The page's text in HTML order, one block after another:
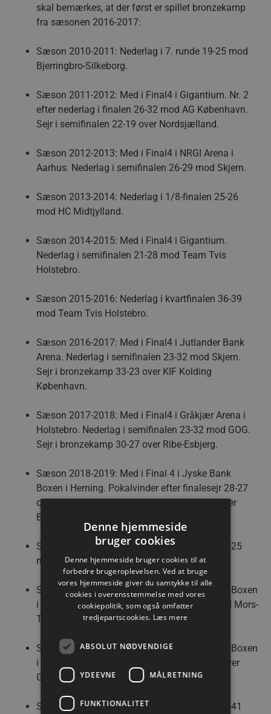
skal bemærkes, at der først er spillet bronzekamp
fra sæsonen 2016-2017:
Sæson 2010-2011: Nederlag i 7. runde 19-25 mod
Bjerringbro-Silkeborg.
Sæson 2011-2012: Med i Final4 i Gigantium. Nr. 2
efter nederlag i finalen 26-32 mod AG København.
Sejr i semifinalen 22-19 over Nordsjælland.
Sæson 2012-2013: Med i Final4 i NRGI Arena i
Aarhus. Nederlag i semifinalen 26-29 mod Skjern.
Sæson 2013-2014: Nederlag i 1/8-finalen 25-26
mod HC Midtjylland.
Sæson 2014-2015: Med i Final4 i Gigantium.
Nederlag i semifinalen 21-28 mod Team Tvis
Holstebro.
Sæson 2015-2016: Nederlag i kvartfinalen 36-39
mod Team Tvis Holstebro.
Sæson 2016-2017: Med i Final4 i Jutlander Bank
Arena. Nederlag i semifinalen 23-32 mod Skjern.
Sejr i bronzekamp 33-23 over KIF Kolding
København.
Sæson 2017-2018: Med i Final4 i Gråkjær Arena i
Holstebro. Nederlag i semifinalen 23-32 mod GOG.
Sejr i bronzekamp 30-27 over Ribe-Esbjerg.
Sæson 2018-2019: Med i Final 4 i Jyske Bank
Boxen i Herning. Pokalvinder efter finalesejr 28-27
over Skanderborg. Sejr i semifinalen 29-27 over
Bjerringbro-Silkeborg.
Sæson 2019-2020: Nederlag i kvartfinalen 24-25
mod GOG.
Sæson 2020-2021: Med i Final4 i Jyske Bank Boxen
i Herning. Nr. 2 efter finalenederlag 31-32 mod Mors-
Thy. Sejr i semifinalen 35-31 over GOG.
Sæson 2021-2022: Med i Final4 i Jyske Bank Boxen
i Herning. Pokalvinder efter finalesejr 30-27 over
GOG. Sejr i semifinalen 34-25 over Mors-Thy.
Sæson 2022-2023: Nederlag i kvartfinalen 39-41
Denne hjemmeside
bruger cookies
Denne hjemmeside bruger cookies til at
forbedre brugeroplevelsen. Ved at bruge
vores hjemmeside giver du samtykke til alle
cookies i overensstemmelse med vores
cookiepolitik, som også omfatter
tredjepartscookies. Læs mere
ABSOLUT NØDVENDIGE
YDEEVNE MÅLRETNING
FUNKTIONALITET